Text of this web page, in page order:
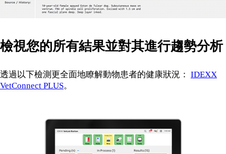
檢視您的所有結果並對其進行趨勢分析
透過以下檢測更全面地瞭解動物患者的健康狀況： IDEXX
VetConnect PLUS。